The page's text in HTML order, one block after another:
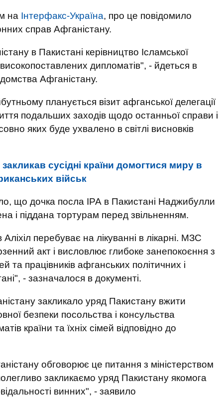
на Інтерфакс-Україна, про це повідомило
справ Афганістану.
в Пакистані керівництво Ісламської
дипломатів", - йдеться в
Афганістану.
планується візит афганської делегації
подальших заходів щодо останньої справи і
яких буде ухвалено в світлі висновків
сусідні країни домогтися миру в
військ
що дочка посла ІРА в Пакистані Наджибулли
і піддана тортурам перед звільненням.
перебуває на лікуванні в лікарні. МЗС
акт і висловлює глибоке занепокоєння з
та працівників афганських політичних і
- зазначалося в документі.
закликало уряд Пакистану вжити
безпеки посольства і консульства
країни та їхніх сімей відповідно до
обговорює це питання з міністерством
закликаємо уряд Пакистану якомога
винних", - заявило